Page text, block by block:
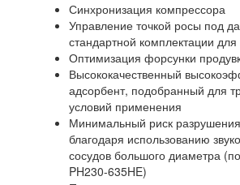
Синхронизация компрессора
Управление точкой росы под
стандартной комплектации
Оптимизация форсунки
Высококачественный
адсорбент, подобранный для
условий применения
Минимальный риск
благодаря использованию
сосудов большого диаметра
PH230-635HE)